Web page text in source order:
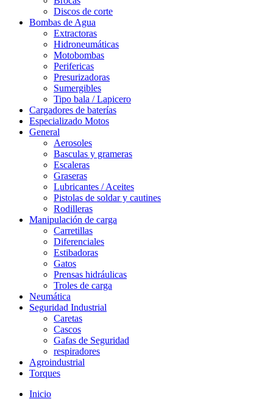
Discos de corte
Bombas de Agua
Extractoras
Hidroneumáticas
Motobombas
Perifericas
Presurizadoras
Sumergibles
Tipo bala / Lapicero
Cargadores de baterías
Especializado Motos
General
Aerosoles
Basculas y grameras
Escaleras
Graseras
Lubricantes / Aceites
Pistolas de soldar y cautines
Rodilleras
Manipulación de carga
Carretillas
Diferenciales
Estibadoras
Gatos
Prensas hidráulicas
Troles de carga
Neumática
Seguridad Industrial
Caretas
Cascos
Gafas de Seguridad
respiradores
Agroindustrial
Torques
Inicio